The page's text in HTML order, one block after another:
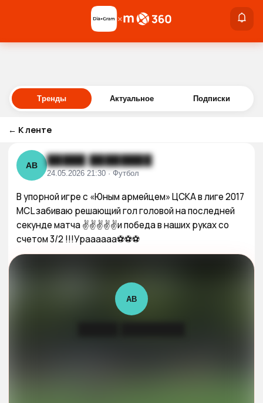
Войти
×
Тренды Актуальное Подписки
← К ленте
АВ █████ ████████
24.05.2026 21:30 · Футбол
В упорной игре с «Юным армейцем» ЦСКА в лиге 2017
MCL забиваю решающий гол головой на последней
секунде матча ✌️✌️✌️✌️✌️и победа в наших руках со
счетом 3/2 !!!Ураааааа⚽️⚽️⚽️
АВ